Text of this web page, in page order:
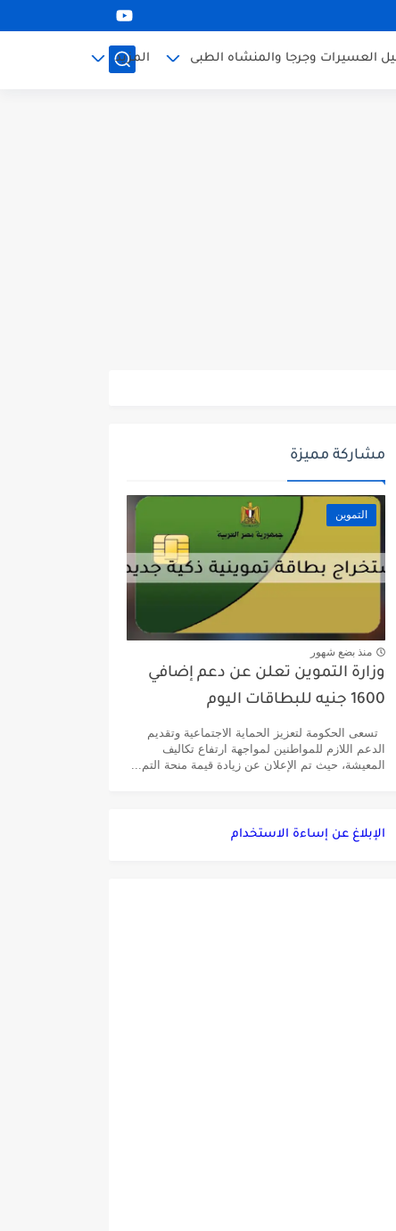
العسيرات وجرجا والمنشاه الطبى المزيد
مشاركة مميزة
التموين
منذ بضع شهور
وزارة التموين تعلن عن دعم إضافي
1600 جنيه للبطاقات اليوم
تسعى الحكومة لتعزيز الحماية الاجتماعية وتقديم
الدعم اللازم للمواطنين لمواجهة ارتفاع تكاليف
المعيشة، حيث تم الإعلان عن زيادة قيمة منحة التم...
الإبلاغ عن إساءة الاستخدام